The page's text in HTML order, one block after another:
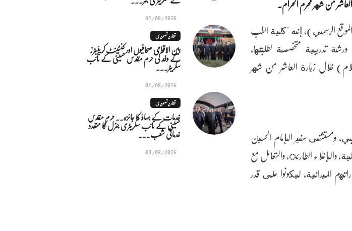
الرسمي)، إنه "كلية الطب
تدريبية متخصصة لطلبتها،
خلال زيارة العاشر من شهر
ومستشفى سفير الإمام الحسين
الطارئ، والتعامل مع
الميدانية، ليكونوا على قدر
04/08/2026
تقاریر تصویری
بین الاقوامی صحافیوں اور کنٹینٹ کریئیٹرز
کے وفد کی حرم مقدس حسینی کے نائب
سکریٹر...
04/08/2026
تقاریر تصویری
خدمات کے بہاؤ کا جائزہ.. حرم مقدس
حسینی کے نائب سکریٹری جنرل کا متعدد
خدماتی شعب...
03/08/2026